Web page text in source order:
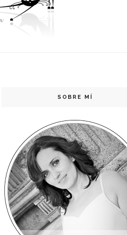
SOBRE MÍ